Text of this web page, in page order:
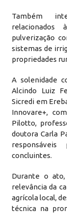
Também
relacionados
pulverização
sistemas de
propriedades
A solenidade
Alcindo Luiz
Sicredi em
Innovare+,
Pilotto,
doutora Carla
concluintes.
Durante o
relevância da
agrícola local,
técnica na